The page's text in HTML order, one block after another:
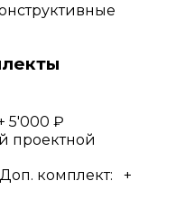
5'000 ₽
проектной
комплект:
+